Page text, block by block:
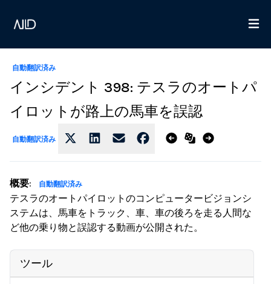
自動翻訳済み
インシデント 398: テスラのオートパ
イロットが路上の馬車を誤認
自動翻訳済み
概要: 自動翻訳済み
テスラのオートパイロットのコンピュータービジョンシ
ステムは、馬車をトラック、車、車の後ろを走る人間な
ど他の乗り物と誤認する動画が公開された。
ツール